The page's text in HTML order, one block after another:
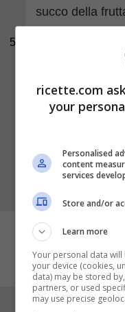
5
succo della
Continuate la
ricette.com
your
Personalised
content
services
Store and/or
Learn more
Your personal data
your device (cookies,
data) may be stored
partners, or used
may use precise